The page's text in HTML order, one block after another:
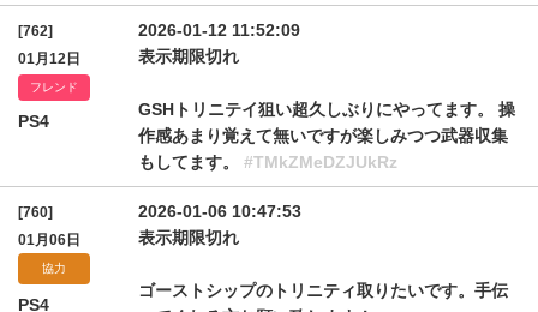
[762]
01月12日
フレンド
PS4
2026-01-12 11:52:09
表示期限切れ
GSHトリニテイ狙い超久しぶりにやってます。 操
作感あまり覚えて無いですが楽しみつつ武器収集
もしてます。 #TMkZMeDZJUkRz
[760]
01月06日
協力
PS4
2026-01-06 10:47:53
表示期限切れ
ゴーストシップのトリニティ取りたいです。手伝